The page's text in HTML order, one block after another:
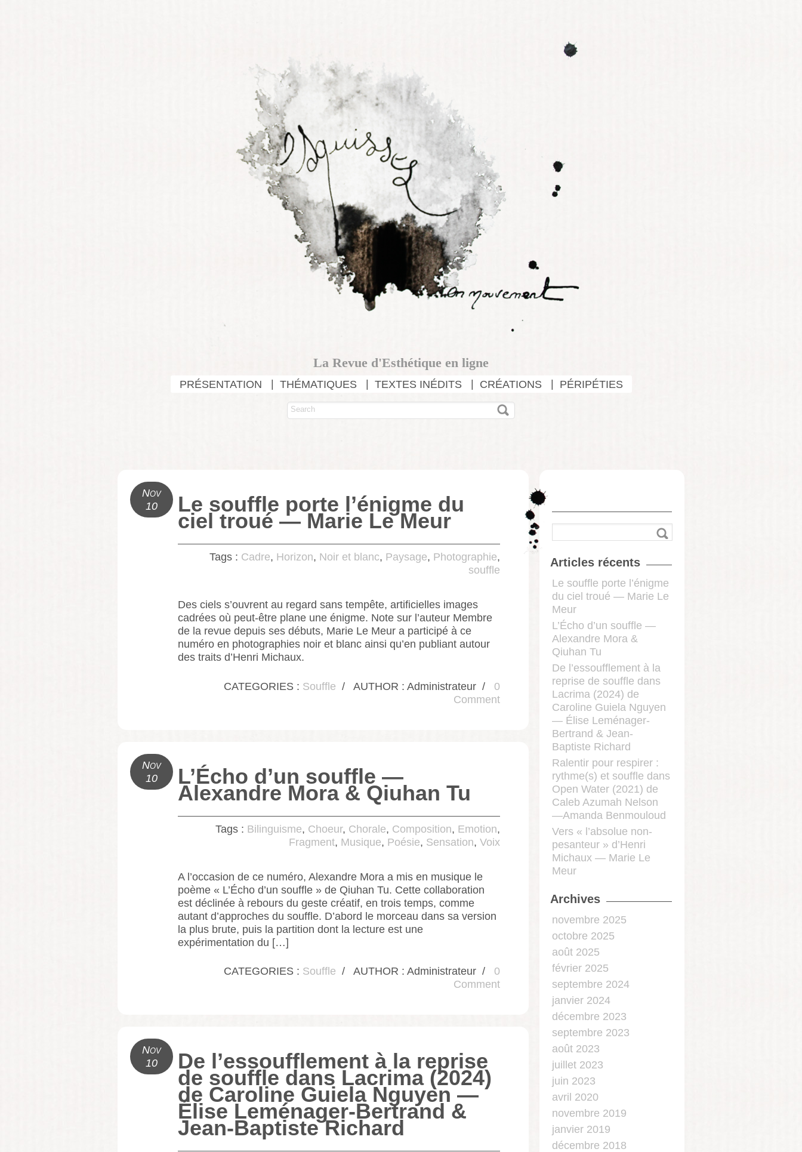
La Revue d'Esthétique en ligne
PRÉSENTATION THÉMATIQUES TEXTES INÉDITS CRÉATIONS PÉRIPÉTIES
Nov
10
Le souffle porte l’énigme du
ciel troué — Marie Le Meur
Tags : Cadre, Horizon, Noir et blanc, Paysage, Photographie,
souffle
Des ciels s’ouvrent au regard sans tempête, artificielles images
cadrées où peut-être plane une énigme. Note sur l’auteur Membre
de la revue depuis ses débuts, Marie Le Meur a participé à ce
numéro en photographies noir et blanc ainsi qu’en publiant autour
des traits d’Henri Michaux.
CATEGORIES : Souffle / AUTHOR : Administrateur /
0
Comment
Nov
10
L’Écho d’un souffle —
Alexandre Mora & Qiuhan Tu
Tags : Bilinguisme, Choeur, Chorale, Composition, Emotion,
Fragment, Musique, Poésie, Sensation, Voix
A l’occasion de ce numéro, Alexandre Mora a mis en musique le
poème « L’Écho d’un souffle » de Qiuhan Tu. Cette collaboration
est déclinée à rebours du geste créatif, en trois temps, comme
autant d’approches du souffle. D’abord le morceau dans sa version
la plus brute, puis la partition dont la lecture est une
expérimentation du […]
CATEGORIES : Souffle / AUTHOR : Administrateur /
0
Comment
Nov
10
De l’essoufflement à la reprise
de souffle dans Lacrima (2024)
de Caroline Guiela Nguyen —
Élise Leménager-Bertrand &
Jean-Baptiste Richard
Articles récents
Le souffle porte l’énigme
du ciel troué — Marie Le
Meur
L’Écho d’un souffle —
Alexandre Mora &
Qiuhan Tu
De l’essoufflement à la
reprise de souffle dans
Lacrima (2024) de
Caroline Guiela Nguyen
— Élise Leménager-
Bertrand & Jean-
Baptiste Richard
Ralentir pour respirer :
rythme(s) et souffle dans
Open Water (2021) de
Caleb Azumah Nelson
—Amanda Benmouloud
Vers « l’absolue non-
pesanteur » d’Henri
Michaux — Marie Le
Meur
Archives
novembre 2025
octobre 2025
août 2025
février 2025
septembre 2024
janvier 2024
décembre 2023
septembre 2023
août 2023
juillet 2023
juin 2023
avril 2020
novembre 2019
janvier 2019
décembre 2018